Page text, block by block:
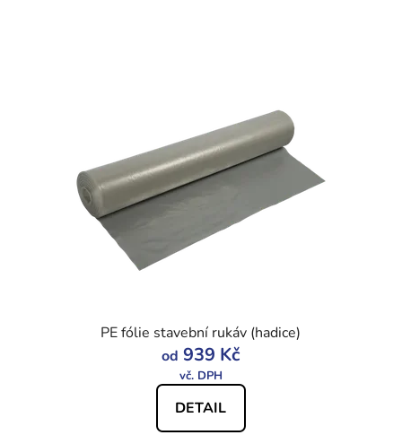
PE fólie stavební rukáv (hadice)
od 939 Kč
DETAIL